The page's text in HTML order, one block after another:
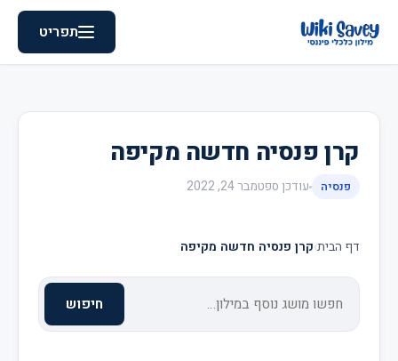
תפריט
קרן פנסיה חדשה מקיפה
פנסיה עודכן ספטמבר 24, 2022
דף הבית›קרן פנסיה חדשה מקיפה
חיפוש